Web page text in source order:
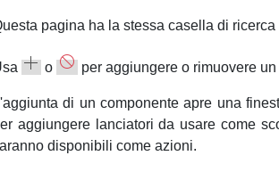
pagina ha la stessa casella di
o per aggiungere o rimuovere
di un componente apre una
aggiungere lanciatori da usare come
disponibili come azioni.